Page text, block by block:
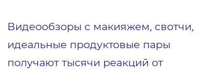
Видеообзоры с макияжем, свотчи,
идеальные продуктовые пары
получают тысячи реакций от